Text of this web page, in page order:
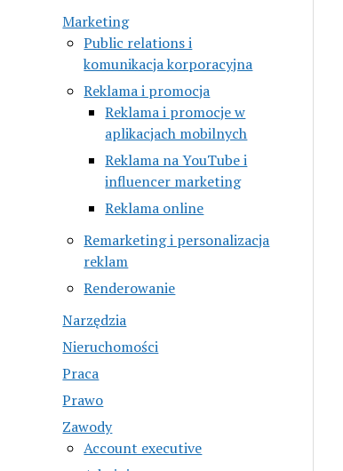
Marketing
Public relations i
komunikacja korporacyjna
Reklama i promocja
Reklama i promocje w
aplikacjach mobilnych
Reklama na YouTube i
influencer marketing
Reklama online
Remarketing i personalizacja
reklam
Renderowanie
Narzędzia
Nieruchomości
Praca
Prawo
Zawody
Account executive